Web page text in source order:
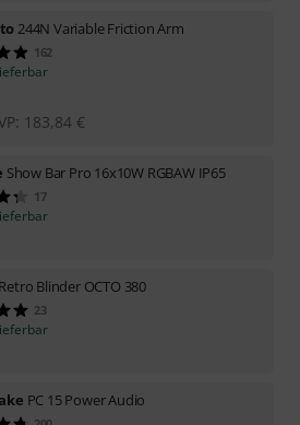
244N Variable Friction Arm
162
183,84 €
Show Bar Pro 16x10W RGBAW IP65
17
Retro Blinder OCTO 380
23
PC 15 Power Audio